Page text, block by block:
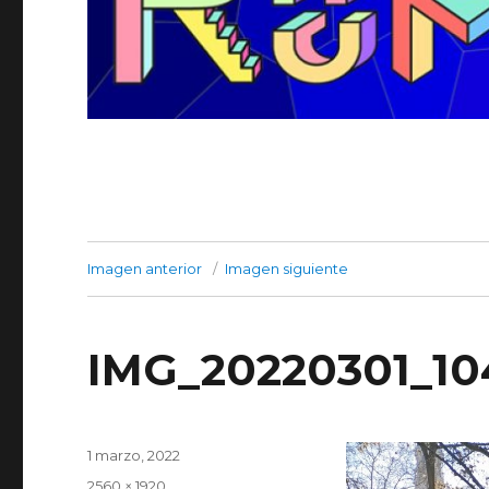
Imagen anterior Imagen siguiente
Publicado
el
1 marzo, 2022